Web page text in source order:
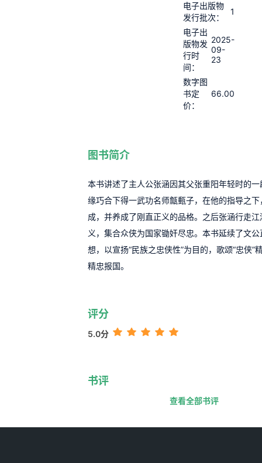
电子出版物
发行批次：
1
电子出
版物发
行时
间：
2025-
09-
23
数字图
书定
价：
66.00
图书简介
本书讲述了主人公张涵因其父张重阳年轻时的
缘巧合下得一武功名师甔甀子，在他的指导之下
成，并养成了刚直正义的品格。之后张涵行走
义，集合众侠为国家锄奸尽忠。本书延续了文
想，以宣扬“民族之忠侠性”为目的，歌颂“忠侠”
精忠报国。
评分
5.0分
书评
查看全部书评